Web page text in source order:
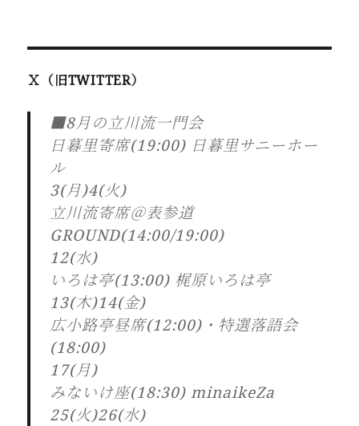
Ｘ（旧TWITTER）
■8月の立川流一門会
日暮里寄席(19:00) 日暮里サニーホー
ル
3(月)4(火)
立川流寄席＠表参道
GROUND(14:00/19:00)
12(水)
いろは亭(13:00) 梶原いろは亭
13(木)14(金)
広小路亭昼席(12:00)・特選落語会
(18:00)
17(月)
みないけ座(18:30) minaikeZa
25(火)26(水)